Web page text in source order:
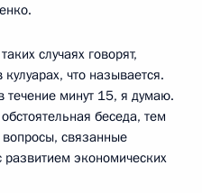
случаях говорят,
что называется.
течение минут 15, я думаю.
беседа, тем
связанные
развитием экономических